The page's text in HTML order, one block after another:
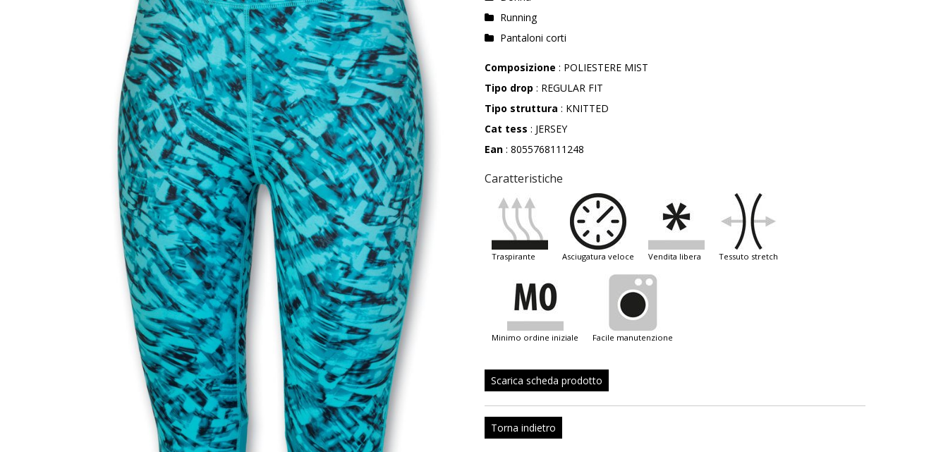
Running
Pantaloni corti
Composizione : POLIESTERE MIST
Tipo drop : REGULAR FIT
Tipo struttura : KNITTED
Cat tess : JERSEY
Ean : 8055768111248
Caratteristiche
traspirante asciugatura veloce vendita libera tessuto stretch
minimo ordine iniziale facile manutenzione
Scarica scheda prodotto
Torna indietro